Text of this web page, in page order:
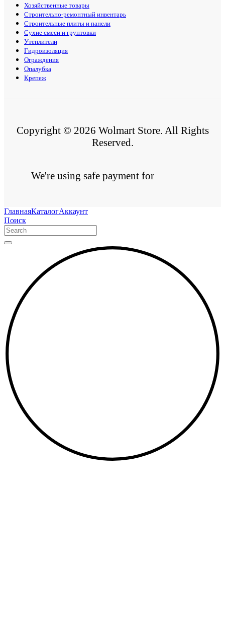
Хозяйственные товары
Строительно-ремонтный инвентарь
Строительные плиты и панели
Сухие смеси и грунтовки
Утеплители
Гидроизоляция
Ограждения
Опалубка
Крепеж
Copyright © 2026 Wolmart Store. All Rights
Reserved.
We're using safe payment for
ГлавнаяКаталогАккаунт
Поиск